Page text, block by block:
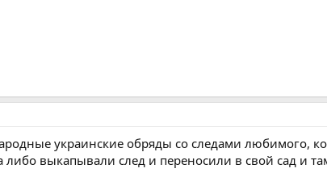
украинские обряды со следами любимого,
либо выкапывали след и переносили в свой сад и